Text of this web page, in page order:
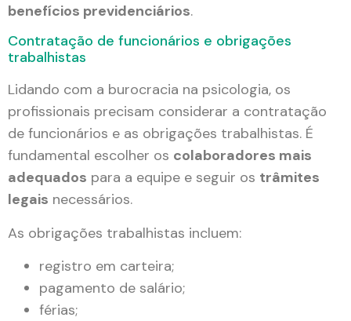
benefícios previdenciários.
Contratação de funcionários e obrigações
trabalhistas
Lidando com a burocracia na psicologia, os
profissionais precisam considerar a contratação
de funcionários e as obrigações trabalhistas. É
fundamental escolher os colaboradores mais
adequados para a equipe e seguir os trâmites
legais necessários.
As obrigações trabalhistas incluem:
registro em carteira;
pagamento de salário;
férias;